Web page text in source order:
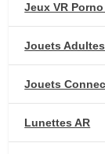
Jeux VR
Jouets Adultes
Jouets
Lunettes AR